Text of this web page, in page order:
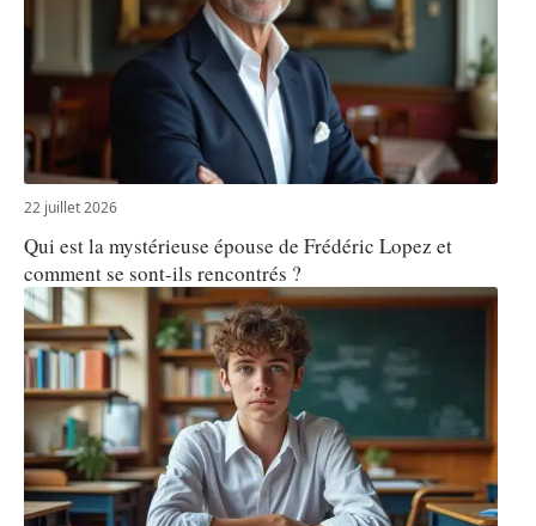
22 juillet 2026
Qui est la mystérieuse épouse de Frédéric Lopez et
comment se sont-ils rencontrés ?